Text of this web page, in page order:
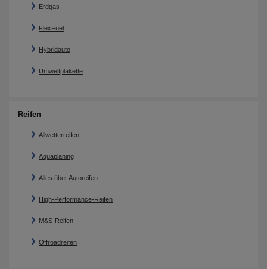
Erdgas
FlexFuel
Hybridauto
Umweltplakette
Reifen
Allwetterreifen
Aquaplaning
Alles über Autoreifen
High-Performance-Reifen
M&S-Reifen
Offroadreifen